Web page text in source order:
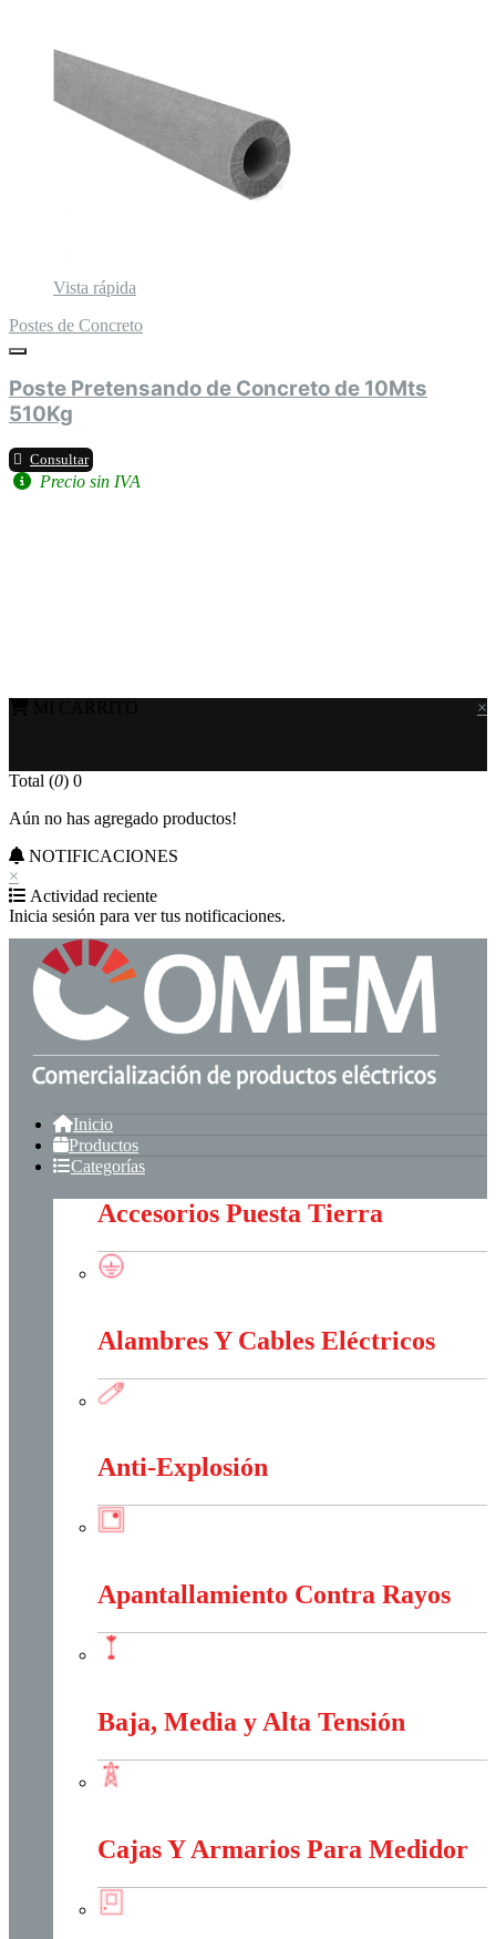
Vista rápida
Postes de Concreto
Poste Pretensando de Concreto de 10Mts
510Kg
Consultar
Precio sin IVA
×
Total (0) 0
Aún no has agregado productos!
NOTIFICACIONES
×
Actividad reciente
Inicia sesión para ver tus notificaciones.
Inicio
Productos
Categorías
Accesorios Puesta Tierra
Alambres Y Cables Eléctricos
Anti-Explosión
Apantallamiento Contra Rayos
Baja, Media y Alta Tensión
Cajas Y Armarios Para Medidor